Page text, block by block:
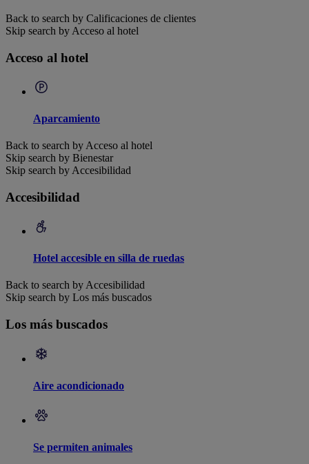
Back to search by Calificaciones de clientes
Skip search by Acceso al hotel
Acceso al hotel
Aparcamiento
Back to search by Acceso al hotel
Skip search by Bienestar
Skip search by Accesibilidad
Accesibilidad
Hotel accesible en silla de ruedas
Back to search by Accesibilidad
Skip search by Los más buscados
Los más buscados
Aire acondicionado
Se permiten animales